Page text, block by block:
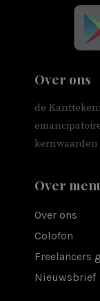
Over ons
de
Over
Over ons
Colofon
Freelancers
Nieuwsbrief